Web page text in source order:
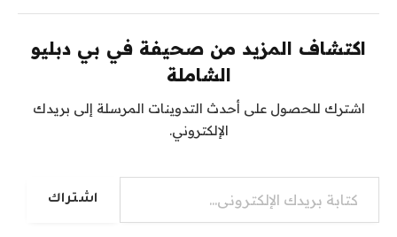
اكتشاف المزيد من صحيفة في بي دبليو
الشاملة
اشترك للحصول على أحدث التدوينات المرسلة إلى بريدك
الإلكتروني.
كتابة بريدك الإلكتروني...
اشتراك